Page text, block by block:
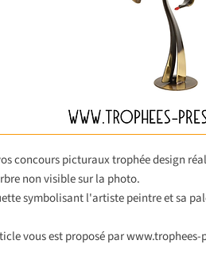
concours picturaux trophée design
non visible sur la photo.
symbolisant l'artiste peintre et sa
vous est proposé par